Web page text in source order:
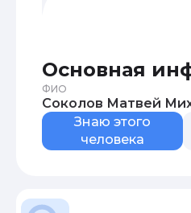
Основная
ФИО
Соколов
Знаю этого
человека